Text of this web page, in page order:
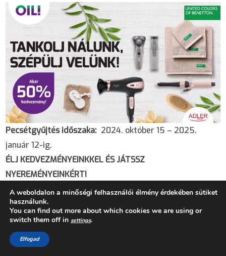
Pecsétgyűjtés időszaka: 2024. október 15 – 2025.
január 12-ig.
ÉLJ KEDVEZMÉNYEINKKEL ÉS JÁTSSZ
NYEREMÉNYEINKÉRT!
Gyűjts össze 5 db pecsétet (kampány részletek: ITT) és
használd az értük kapott kuponkódodat ahhoz, hogy a
kiválasztott terméket akár 50%-os kedvezménnyel
megvásárolhasd webshopunkban.
1 kuponkóddal 1 db Benetton vagy Adler terméket
A weboldalon a minőségi felhasználói élmény érdekében sütiket
használunk.
You can find out more about which cookies we are using or
switch them off in settings.
Elfogad